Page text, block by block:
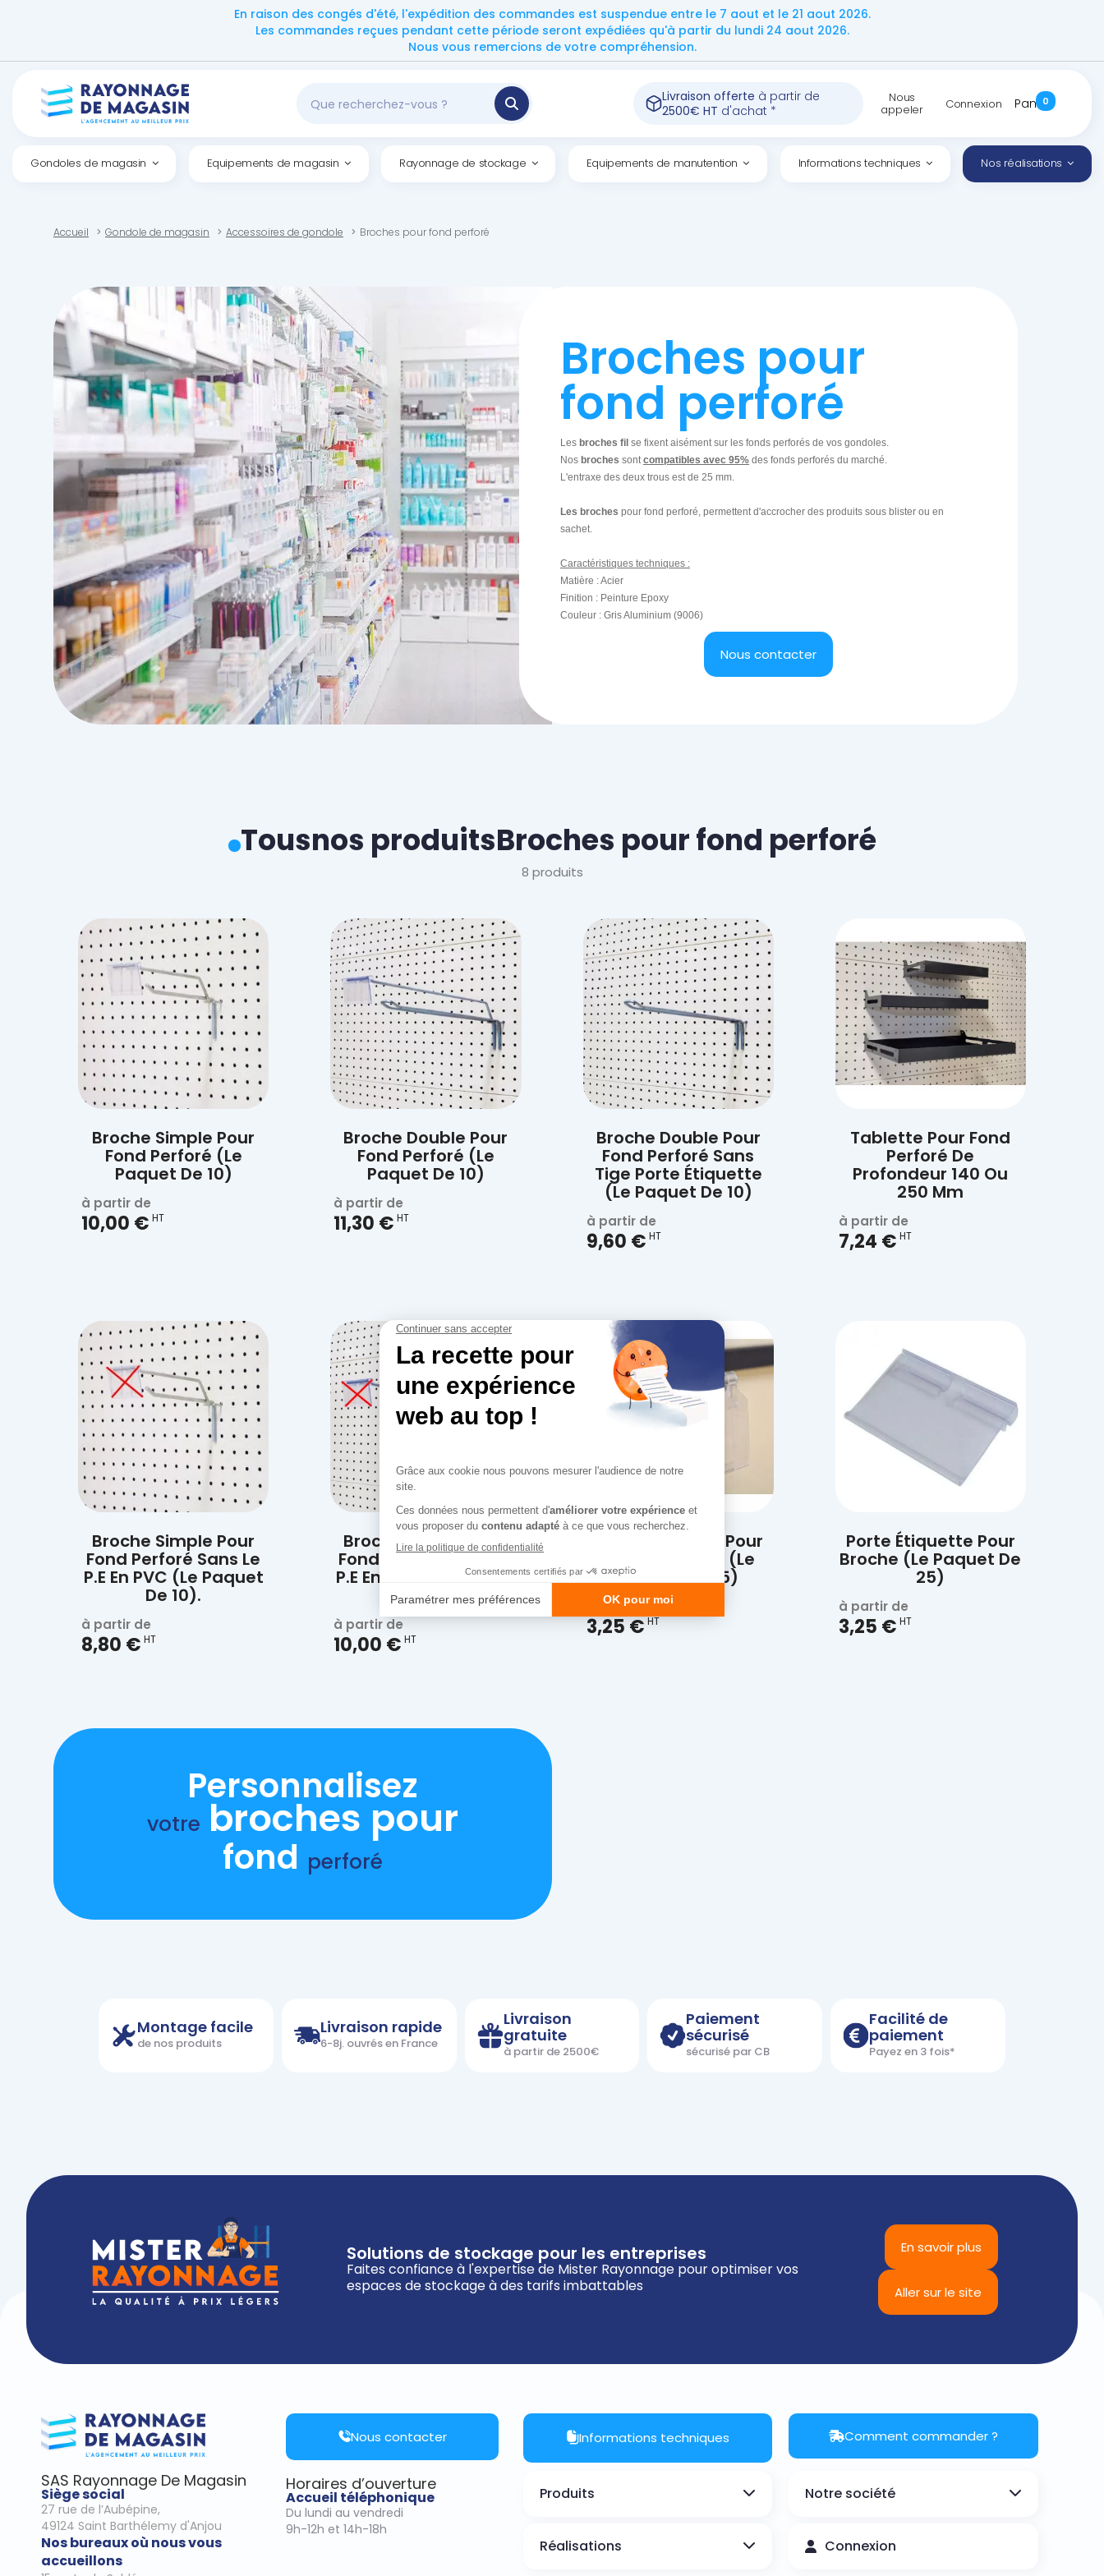
En raison des congés d'été, l'expédition des commandes est suspendue entre le 7 aout et le 21 aout 2026.
Les commandes reçues pendant cette période seront expédiées qu'à partir du lundi 24 aout 2026.
Nous vous remercions de votre compréhension.
Livraison offerte à partir de
2500€ HT d'achat *
Nous
appeler Connexion Panier
0
Gondoles de magasin Equipements de magasin Rayonnage de stockage Equipements de manutention Informations techniques Nos réalisations
Accueil Gondole de magasin Accessoires de gondole Broches pour fond perforé
Broches pour
fond perforé
Les broches fil se fixent aisément sur les fonds perforés de vos gondoles.
Nos broches sont compatibles avec 95% des fonds perforés du marché.
L'entraxe des deux trous est de 25 mm.
Les broches pour fond perforé, permettent d'accrocher des produits sous blister ou en
sachet.
Caractéristiques techniques :
Matière : Acier
Finition : Peinture Epoxy
Couleur : Gris Aluminium (9006)
Nous contacter
Tousnos produitsBroches pour fond perforé
8 produits
Broche Simple Pour
Fond Perforé (Le
Paquet De 10)
à partir de
10,00 € HT
Broche Double Pour
Fond Perforé (Le
Paquet De 10)
à partir de
11,30 € HT

Broche Double Pour
Fond Perforé Sans
Tige Porte Étiquette
(Le Paquet De 10)
à partir de
9,60 € HT

Tablette Pour Fond
Perforé De
Profondeur 140 Ou
250 Mm
à partir de
7,24 € HT
Broche Simple Pour
Fond Perforé Sans Le
P.E En PVC (Le Paquet
De 10).
à partir de
8,80 € HT
Aperçu rapide
Broche Double Pour
Fond Perforé Sans Le
P.E En PVC (Le Paquet
De 10).
à partir de
10,00 € HT
Aperçu rapide
Porte Étiquette Pour
Broche Double (Le
Paquet De 25)
à partir de
3,25 €HT

Porte Étiquette Pour
Broche (Le Paquet De
25)
à partir de
3,25 € HT
Personnalisez
votre broches pour
fond perforé
Montage facile
de nos produits
Livraison rapide
6-8j. ouvrés en France
Livraison
gratuite
à partir de 2500€
Paiement
sécurisé
sécurisé par CB
Facilité de
paiement
Payez en 3 fois*
Solutions de stockage pour les entreprises
Faites confiance à l'expertise de Mister Rayonnage pour optimiser vos
espaces de stockage à des tarifs imbattables
En savoir plus
Aller sur le site
SAS Rayonnage De Magasin
Siège social
27 rue de l’Aubépine,
49124 Saint Barthélemy d'Anjou
Nos bureaux où nous vous
accueillons
Nous contacter
Horaires d’ouverture
Accueil téléphonique
Du lundi au vendredi
9h-12h et 14h-18h
Informations techniques Comment commander ?
Produits
Réalisations
Notre société
Connexion